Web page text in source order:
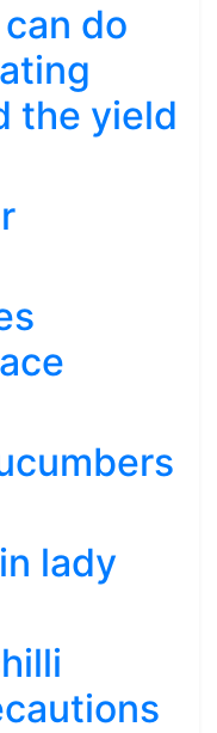
do
the yield
lady